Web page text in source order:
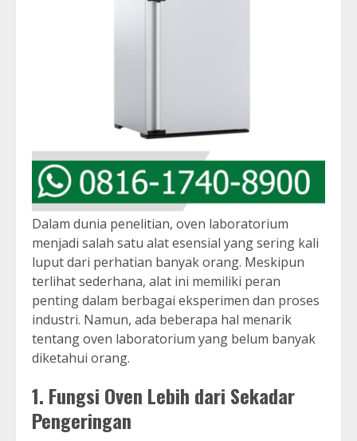
Dalam dunia penelitian, oven laboratorium
menjadi salah satu alat esensial yang sering kali
luput dari perhatian banyak orang. Meskipun
terlihat sederhana, alat ini memiliki peran
penting dalam berbagai eksperimen dan proses
industri. Namun, ada beberapa hal menarik
tentang oven laboratorium yang belum banyak
diketahui orang.
1. Fungsi Oven Lebih dari Sekadar
Pengeringan